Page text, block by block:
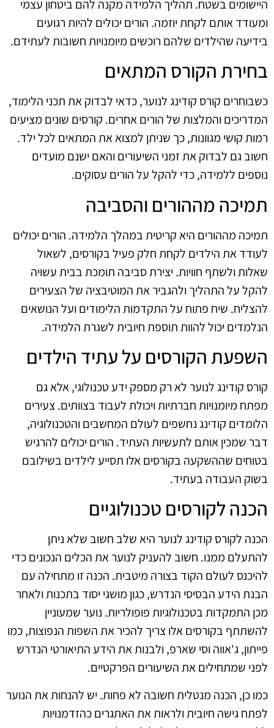
היישומים בשטח. תהליך הלמידה מקנה להם ביטחון עצמי
ומעודד אותם לקחת יוזמה. הורים יכולים להיות רגועים
בידיעה שהילדים שלהם רוכשים מיומנויות חשובות לעתידם.
בחירת הקורס המתאים
כשבוחרים קורס קודינג לנוער, כדאי לבדוק את תכני הלימוד,
המדריכים והמלצות של הורים אחרים. קורסים שונים מציעים
רמות קושי מגוונות, כך שניתן למצוא את המתאים לכל ילד.
חשוב גם לבדוק את זמני השיעורים והאם ישנם מועדים
נוספים ללמידה, כדי להקל על הורים עסוקים.
תמיכה מההורים והסביבה
תמיכה מההורים היא קריטית במהלך הלמידה. הורים יכולים
לעודד את הילדים לקחת חלק פעיל בקורסים, לשאול
שאלות ולשתף חוויות. יצירת סביבה תומכת בבית עשויה
להקל על התהליך ולהגביר את המוטיבציה של הצעירים
להצליח. שיח פתוח על התקדמות הלימודים ועל הנושאים
הנלמדים יכול להוות תוספת חיובית לשגרת הלמידה.
השפעת הקורסים על עתיד הילדים
קורס קודינג לנוער לא רק מספק ידע טכנולוגי, אלא גם
מפתח מיומנויות חברתיות ויכולת לעבוד בצוותים. צעירים
הלומדים קודינג נחשפים לעולם המחשבים והטכנולוגיה,
דבר שמכין אותם לתעשיות העתיד. הורים יכולים להרגיש
בטוחים שההשקעה בקורסים אלו תסייע לילדים בשילובם
בשוק העבודה בעתיד.
הכנה לקורסים טכנולוגיים
הכנה לקורס קודינג לנוער היא שלב חשוב שלא ניתן
להתעלם ממנו. חשוב להעניק לנוער את הכלים הנכונים כדי
להיכנס לעולם הקוד בצורה מיטבית. הכנה זו מתחילה עם
הבנת הידע הבסיסי הנדרש, כגון מושגי יסוד בתכנות ולאחר
מכן התמקדות בטכנולוגיות פופולריות. נוער שמעוניין
להשתתף בקורסים אלו צריך להכיר את השפות הנפוצות, כמו
פייתון, ג'אווה וסי שארפ, ולבנות את הידע התיאורטי הנדרש
לפני שמתחילים את השיעורים הפרקטיים.
כמו כן, הכנה מנטלית חשובה לא פחות. יש להנחות את הנוער
לפתח גישה חיובית ולראות את האתגרים כהזדמנויות